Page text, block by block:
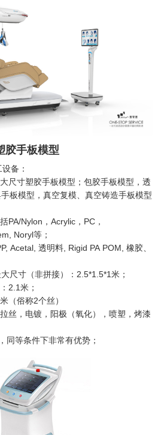
胶手板模型
备：
尺寸塑胶手板模型；包胶手板模型，透
板模型，真空复模、真空铸造手板模型
PA/Nylon，Acrylic，PC，
Noryl等；
Acetal, 透明料, Rigid PA POM, 橡胶、
尺寸（非拼接）：2.5*1.5*1米；
2.1米；
（俗称2个丝）
丝，电镀，阳极（氧化），喷塑，烤漆
同等条件下非常有优势；